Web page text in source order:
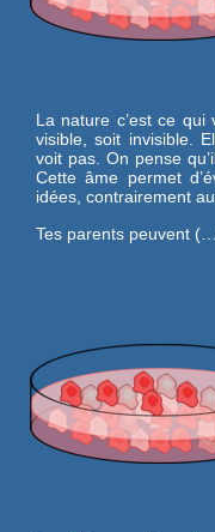
La nature c’est ce
visible, soit invisible.
voit pas. On pense
Cette âme permet
idées, contrairement
Tes parents peuvent